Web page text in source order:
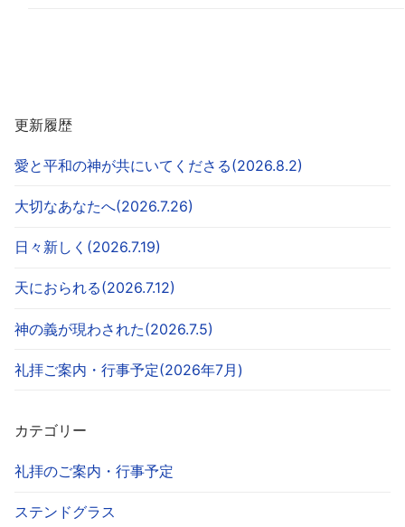
更新履歴
愛と平和の神が共にいてくださる(2026.8.2)
大切なあなたへ(2026.7.26)
日々新しく(2026.7.19)
天におられる(2026.7.12)
神の義が現わされた(2026.7.5)
礼拝ご案内・行事予定(2026年7月)
カテゴリー
礼拝のご案内・行事予定
ステンドグラス